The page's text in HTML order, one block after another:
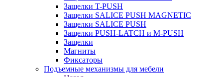
Защелки T-PUSH
Защелки SALICE PUSH MAGNETIC
Защелки SALICE PUSH
Защелки PUSH-LATCH и M-PUSH
Защелки
Магниты
Фиксаторы
Подъемные механизмы для мебели